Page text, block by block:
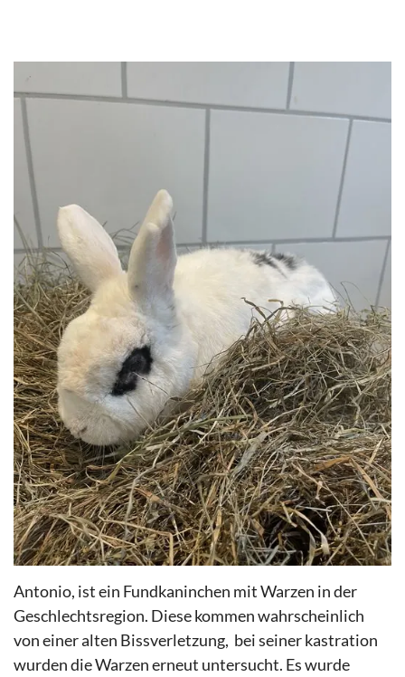
Antonio, ist ein Fundkaninchen mit Warzen in der
Geschlechtsregion. Diese kommen wahrscheinlich
von einer alten Bissverletzung, bei seiner kastration
wurden die Warzen erneut untersucht. Es wurde